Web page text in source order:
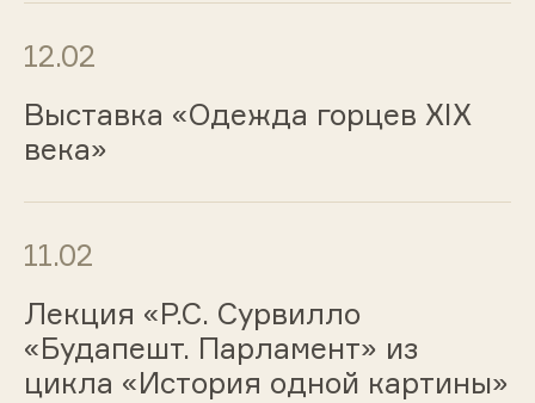
12.02
Выставка «Одежда горцев ХIХ
века»
11.02
Лекция «Р.С. Сурвилло
«Будапешт. Парламент» из
цикла «История одной картины»